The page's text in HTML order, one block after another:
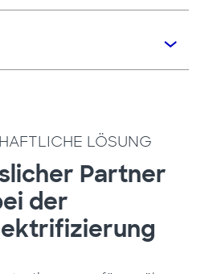
LÖSUNG
Partner
der